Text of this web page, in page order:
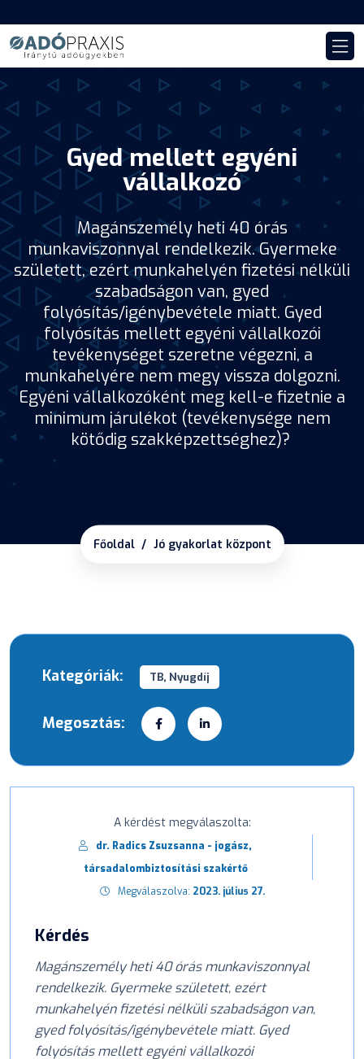
Gyed mellett egyéni
vállalkozó
Magánszemély heti 40 órás
munkaviszonnyal rendelkezik. Gyermeke
született, ezért munkahelyén fizetési nélküli
szabadságon van, gyed
folyósítás/igénybevétele miatt. Gyed
folyósítás mellett egyéni vállalkozói
tevékenységet szeretne végezni, a
munkahelyére nem megy vissza dolgozni.
Egyéni vállalkozóként meg kell-e fizetnie a
minimum járulékot (tevékenysége nem
kötődig szakképzettséghez)?
Főoldal Jó gyakorlat központ
Kategóriák: TB, Nyugdíj
Megosztás:
A kérdést megválaszolta:
dr. Radics Zsuzsanna - jogász,
társadalombiztosítási szakértő
Megválaszolva: 2023. július 27.
Kérdés
Magánszemély heti 40 órás munkaviszonnyal
rendelkezik. Gyermeke született, ezért
munkahelyén fizetési nélküli szabadságon van,
gyed folyósítás/igénybevétele miatt. Gyed
folyósítás mellett egyéni vállalkozói